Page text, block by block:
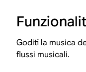
Goditi la musica
flussi musicali.